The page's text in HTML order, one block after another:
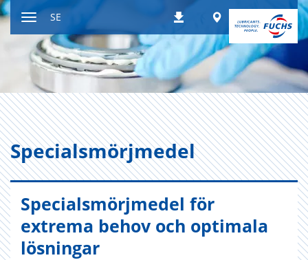
Hoppa
till
innehålletnavigeringsläge
Nedladdningar
Worldwide
SE
Spe­ci­alsmörj­me­del
Specialsmörjmedel för
extrema behov och optimala
lösningar